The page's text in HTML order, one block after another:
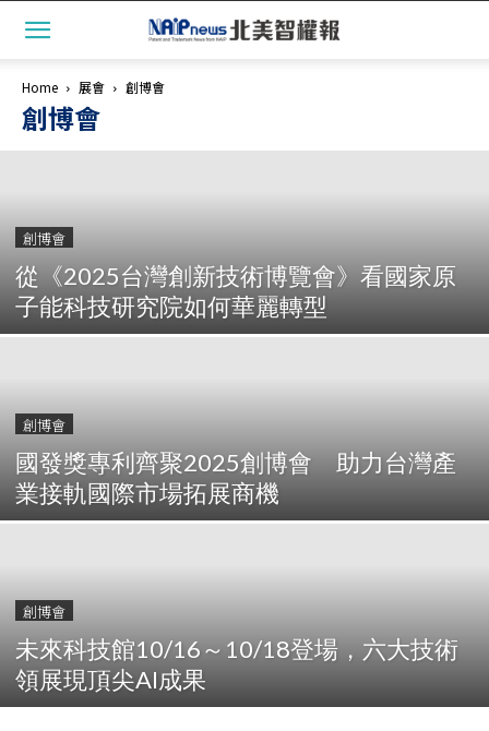
Home 展會 創博會
創博會
創博會
從《2025台灣創新技術博覽會》看國家原
子能科技研究院如何華麗轉型
創博會
國發獎專利齊聚2025創博會 助力台灣產
業接軌國際市場拓展商機
創博會
未來科技館10/16～10/18登場，六大技術
領展現頂尖AI成果